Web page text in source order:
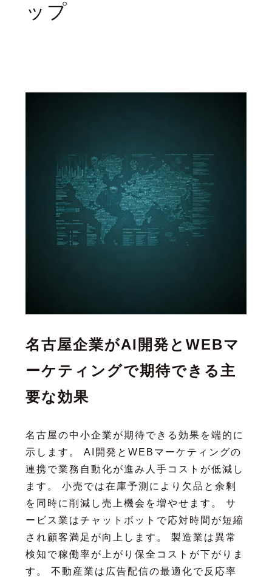
ップ
名古屋企業がAI開発とWEBマ
ーケティングで期待できる主
要な効果
名古屋の中小企業が期待できる効果を端的に
示します。 AI開発とWEBマーケティングの
連携で業務自動化が進み人手コストが低減し
ます。 小売では在庫予測により欠品と余剰
を同時に削減し売上機会を増やせます。 サ
ービス業はチャットボットで応対時間が短縮
され顧客満足が向上します。 製造業は異常
検知で稼働率が上がり保全コストが下がりま
す。 不動産業は広告配信の最適化で反応率